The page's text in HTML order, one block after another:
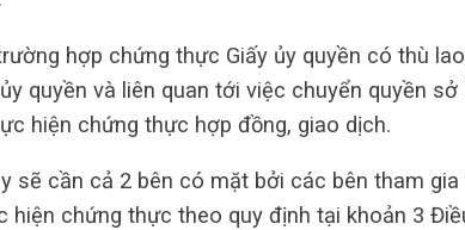
hợp chứng thực Giấy ủy quyền có thù
quyền và liên quan tới việc chuyển quyền
hiện chứng thực hợp đồng, giao dịch.
sẽ cần cả 2 bên có mặt bởi các bên tham
hiện chứng thực theo quy định tại khoản 3